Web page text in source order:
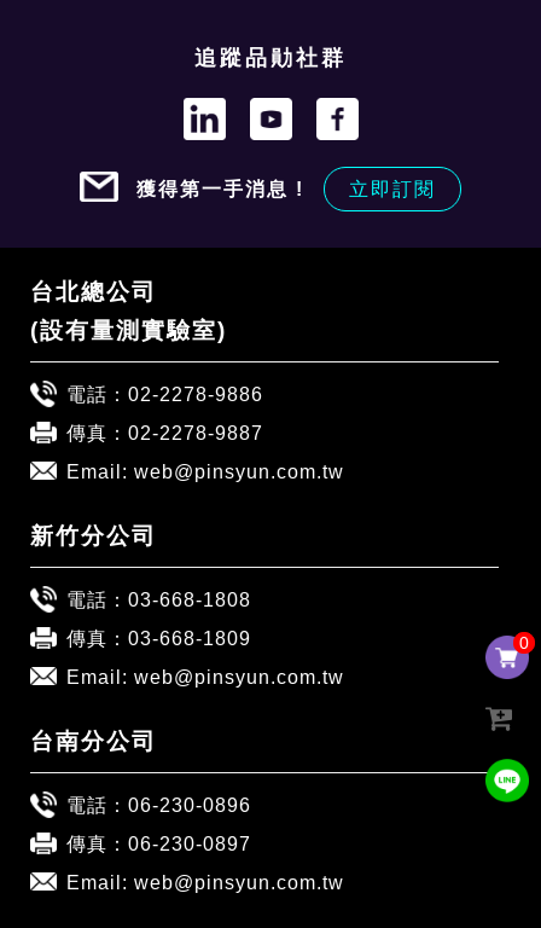
0
0
追蹤品勛社群
獲得第一手消息 ! 立即訂閱
台北總公司
(設有量測實驗室)
電話： 02-2278-9886
傳真：02-2278-9887
Email: web@pinsyun.com.tw
新竹分公司
電話： 03-668-1808
傳真：03-668-1809
Email: web@pinsyun.com.tw
台南分公司
電話： 06-230-0896
傳真：06-230-0897
Email: web@pinsyun.com.tw